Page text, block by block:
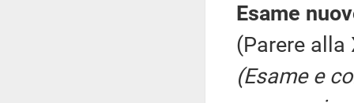
Esame
(Parere alla
(Esame e